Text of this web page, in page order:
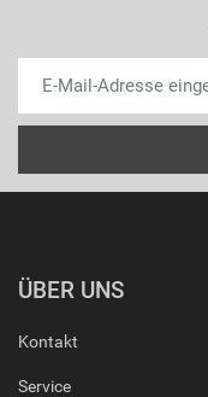
ÜBER UNS
Kontakt
Service